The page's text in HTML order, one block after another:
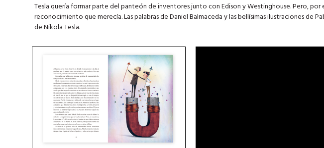
Tesla quería formar parte del panteón de inventores junto con Edison y Westinghouse. Pero, por
reconocimiento que merecía. Las palabras de Daniel Balmaceda y las bellísimas ilustraciones de
de Nikola Tesla.